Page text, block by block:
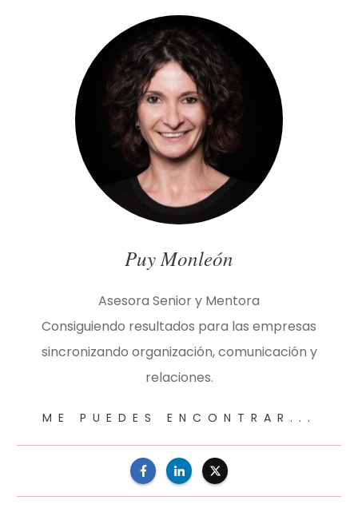
Puy Monleón
Asesora Senior y Mentora
Consiguiendo resultados para las empresas
sincronizando organización, comunicación y
relaciones.
ME PUEDES ENCONTRAR...